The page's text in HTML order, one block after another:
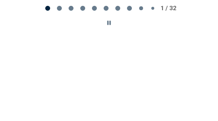
1 / 32